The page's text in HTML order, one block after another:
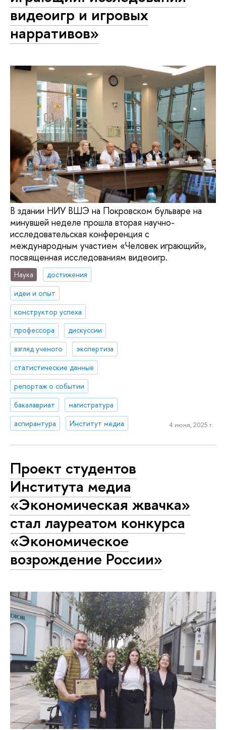
видеоигр и игровых
нарративов»
В здании НИУ ВШЭ на Покровском бульваре на
минувшей неделе прошла вторая научно-
исследовательская конференция с
международным участием «Человек играющий»,
посвященная исследованиям видеоигр.
Наука
достижения
идеи и опыт
конструктор успеха
профессора
дискуссии
взгляд ученого
экспертиза
статистические данные
репортаж о событии
бакалавриат
магистратура
аспирантура
Институт медиа 4 июня, 2025 г.
Проект студентов
Института медиа
«Экономическая жвачка»
стал лауреатом конкурса
«Экономическое
возрождение России»